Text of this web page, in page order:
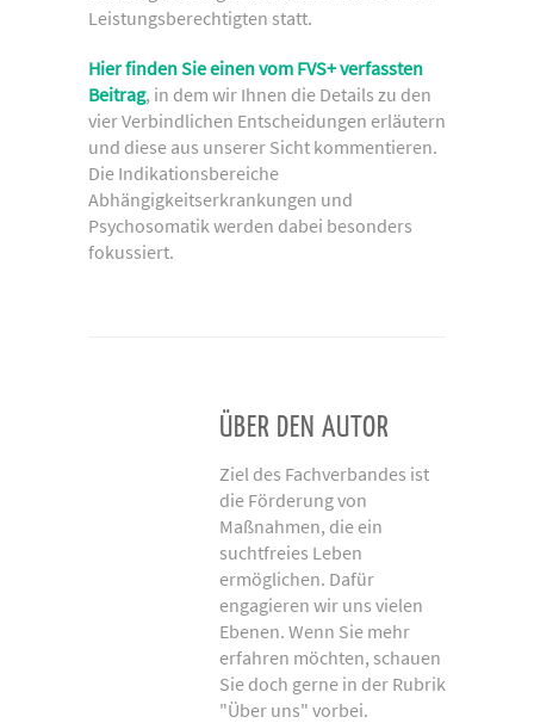
Leistungsberechtigten statt.
Hier finden Sie einen vom FVS+ verfassten
Beitrag, in dem wir Ihnen die Details zu den
vier Verbindlichen Entscheidungen erläutern
und diese aus unserer Sicht kommentieren.
Die Indikationsbereiche
Abhängigkeitserkrankungen und
Psychosomatik werden dabei besonders
fokussiert.
ÜBER DEN AUTOR
Ziel des Fachverbandes ist
die Förderung von
Maßnahmen, die ein
suchtfreies Leben
ermöglichen. Dafür
engagieren wir uns vielen
Ebenen. Wenn Sie mehr
erfahren möchten, schauen
Sie doch gerne in der Rubrik
"Über uns" vorbei.